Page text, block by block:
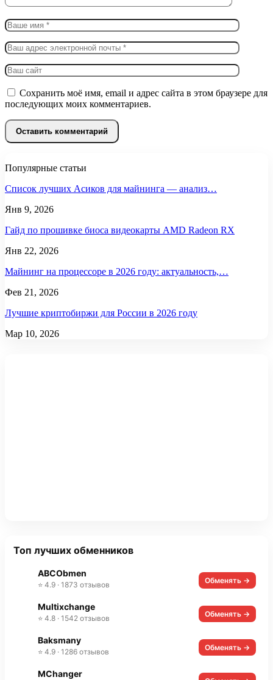
Сохранить моё имя, email и адрес сайта в этом браузере для
последующих моих комментариев.
Популярные статьи
Список лучших Асиков для майнинга — анализ…
Янв 9, 2026
Гайд по прошивке биоса видеокарты AMD Radeon RX
Янв 22, 2026
Майнинг на процессоре в 2026 году: актуальность,…
Фев 21, 2026
Лучшие криптобиржи для России в 2026 году
Мар 10, 2026
Топ лучших обменников
ABCObmen
⭐ 4.9 · 1873 отзывов Обменять →
Multixchange
⭐ 4.8 · 1542 отзывов Обменять →
Baksmany
⭐ 4.9 · 1286 отзывов Обменять →
MChanger